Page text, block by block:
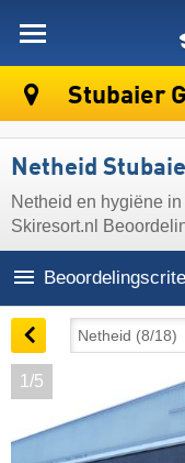
Stubaier
Netheid
Netheid en hygiëne
Skiresort.nl
1/5